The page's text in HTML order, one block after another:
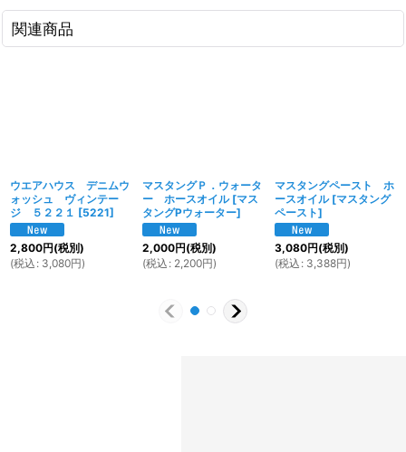
関連商品
ウエアハウス デニムウ
ォッシュ ヴィンテー
ジ ５２２１ [5221]
2,800円(税別)
(税込 : 3,080円)
マスタングＰ．ウォータ
ー ホースオイル [マス
タングPウォーター]
2,000円(税別)
(税込 : 2,200円)
マスタングペースト ホ
ースオイル [マスタング
ペースト]
3,080円(税別)
(税込 : 3,388円)